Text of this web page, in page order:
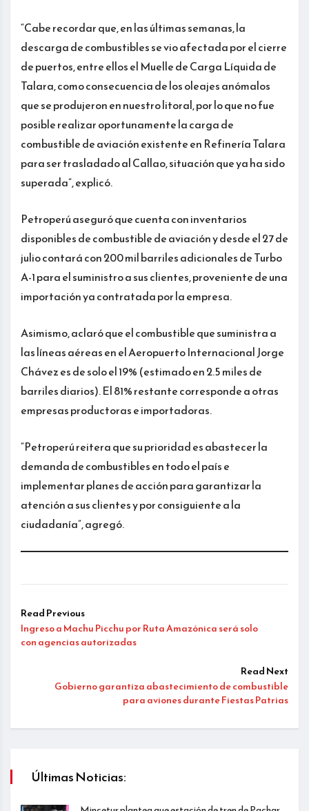
“Cabe recordar que, en las últimas semanas, la
descarga de combustibles se vio afectada por el cierre
de puertos, entre ellos el Muelle de Carga Líquida de
Talara, como consecuencia de los oleajes anómalos
que se produjeron en nuestro litoral, por lo que no fue
posible realizar oportunamente la carga de
combustible de aviación existente en Refinería Talara
para ser trasladado al Callao, situación que ya ha sido
superada”, explicó.
Petroperú aseguró que cuenta con inventarios
disponibles de combustible de aviación y desde el 27 de
julio contará con 200 mil barriles adicionales de Turbo
A-1 para el suministro a sus clientes, proveniente de una
importación ya contratada por la empresa.
Asimismo, aclaró que el combustible que suministra a
las líneas aéreas en el Aeropuerto Internacional Jorge
Chávez es de solo el 19% (estimado en 2.5 miles de
barriles diarios). El 81% restante corresponde a otras
empresas productoras e importadoras.
“Petroperú reitera que su prioridad es abastecer la
demanda de combustibles en todo el país e
implementar planes de acción para garantizar la
atención a sus clientes y por consiguiente a la
ciudadanía”, agregó.
Read Previous
Ingreso a Machu Picchu por Ruta Amazónica será solo
con agencias autorizadas
Read Next
Gobierno garantiza abastecimiento de combustible
para aviones durante Fiestas Patrias
Últimas Noticias: